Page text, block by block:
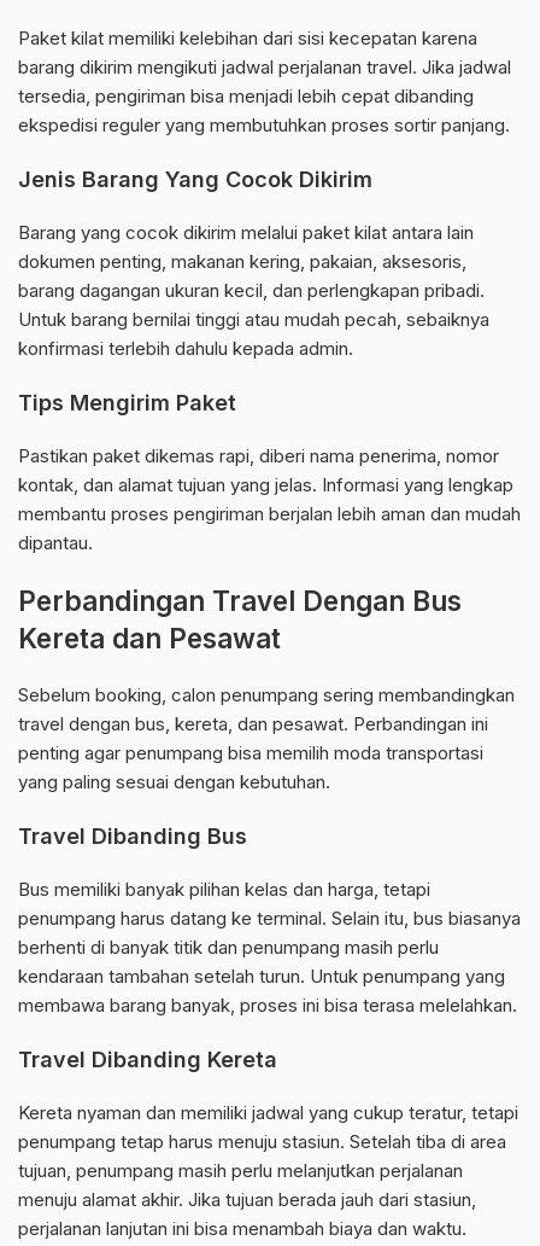
Paket kilat memiliki kelebihan dari sisi kecepatan karena
barang dikirim mengikuti jadwal perjalanan travel. Jika jadwal
tersedia, pengiriman bisa menjadi lebih cepat dibanding
ekspedisi reguler yang membutuhkan proses sortir panjang.
Jenis Barang Yang Cocok Dikirim
Barang yang cocok dikirim melalui paket kilat antara lain
dokumen penting, makanan kering, pakaian, aksesoris,
barang dagangan ukuran kecil, dan perlengkapan pribadi.
Untuk barang bernilai tinggi atau mudah pecah, sebaiknya
konfirmasi terlebih dahulu kepada admin.
Tips Mengirim Paket
Pastikan paket dikemas rapi, diberi nama penerima, nomor
kontak, dan alamat tujuan yang jelas. Informasi yang lengkap
membantu proses pengiriman berjalan lebih aman dan mudah
dipantau.
Perbandingan Travel Dengan Bus
Kereta dan Pesawat
Sebelum booking, calon penumpang sering membandingkan
travel dengan bus, kereta, dan pesawat. Perbandingan ini
penting agar penumpang bisa memilih moda transportasi
yang paling sesuai dengan kebutuhan.
Travel Dibanding Bus
Bus memiliki banyak pilihan kelas dan harga, tetapi
penumpang harus datang ke terminal. Selain itu, bus biasanya
berhenti di banyak titik dan penumpang masih perlu
kendaraan tambahan setelah turun. Untuk penumpang yang
membawa barang banyak, proses ini bisa terasa melelahkan.
Travel Dibanding Kereta
Kereta nyaman dan memiliki jadwal yang cukup teratur, tetapi
penumpang tetap harus menuju stasiun. Setelah tiba di area
tujuan, penumpang masih perlu melanjutkan perjalanan
menuju alamat akhir. Jika tujuan berada jauh dari stasiun,
perjalanan lanjutan ini bisa menambah biaya dan waktu.